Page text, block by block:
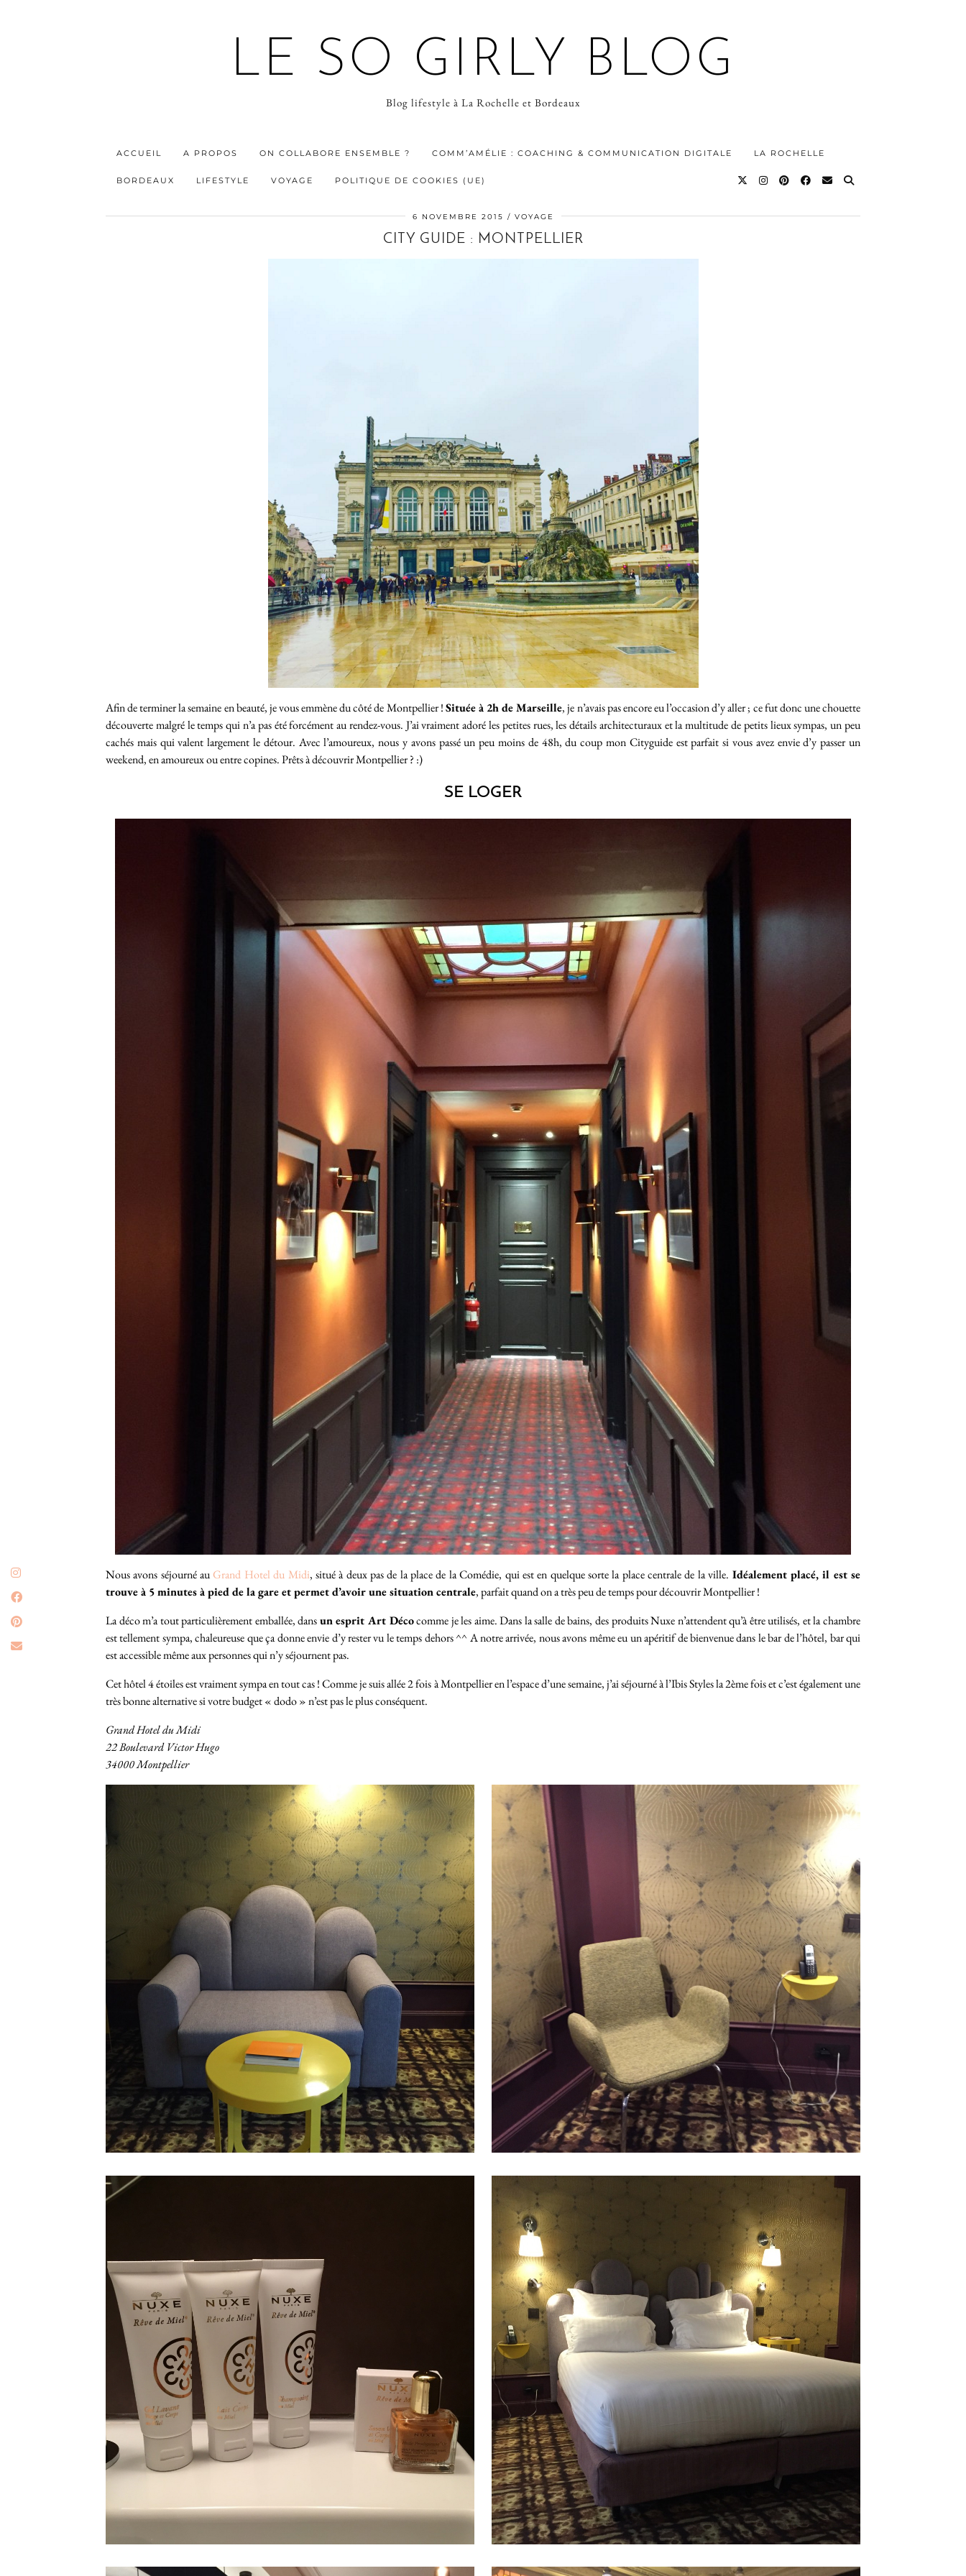
LE SO GIRLY BLOG
Blog lifestyle à La Rochelle et Bordeaux
ACCUEIL A PROPOS ON COLLABORE ENSEMBLE ? COMM’AMÉLIE : COACHING & COMMUNICATION DIGITALE LA ROCHELLE
BORDEAUX LIFESTYLE VOYAGE POLITIQUE DE COOKIES (UE)
6 NOVEMBRE 2015 VOYAGE
CITY GUIDE : MONTPELLIER
Afin de terminer la semaine en beauté, je vous emmène du côté de Montpellier !Située à 2h de Marseille, je n’avais pas encore eu l’occasion d’y aller ; ce fut donc une chouette
découverte malgré le temps qui n’a pas été forcément au rendez-vous. J’ai vraiment adoré les petites rues, les détails architecturaux et la multitude de petits lieux sympas, un peu
cachés mais qui valent largement le détour. Avec l’amoureux, nous y avons passé un peu moins de 48h, du coup mon Cityguide est parfait si vous avez envie d’y passer un
weekend, en amoureux ou entre copines. Prêts à découvrir Montpellier ? :)
SE LOGER
Nous avons séjourné auGrand Hotel du Midi, situé à deux pas de la place de la Comédie, qui est en quelque sorte la place centrale de la ville. Idéalement placé, il est se
trouve à 5 minutes à pied de la gare et permet d’avoir une situation centrale, parfait quand on a très peu de temps pour découvrir Montpellier !
La déco m’a tout particulièrement emballée, dansun esprit Art Décocomme je les aime. Dans la salle de bains, des produits Nuxe n’attendent qu’à être utilisés, et la chambre
est tellement sympa, chaleureuse que ça donne envie d’y rester vu le temps dehors ^^ A notre arrivée, nous avons même eu un apéritif de bienvenue dans le bar de l’hôtel, bar qui
est accessible même aux personnes qui n’y séjournent pas.
Cet hôtel 4 étoiles est vraiment sympa en tout cas ! Comme je suis allée 2 fois à Montpellier en l’espace d’une semaine, j’ai séjourné à l’Ibis Styles la 2ème fois et c’est également une
très bonne alternative si votre budget « dodo » n’est pas le plus conséquent.
Grand Hotel du Midi
22 Boulevard Victor Hugo
34000 Montpellier